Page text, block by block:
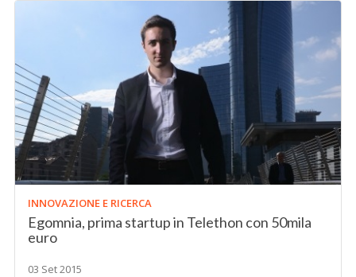
INNOVAZIONE E RICERCA
Egomnia, prima startup in Telethon con 50mila
euro
03 Set 2015